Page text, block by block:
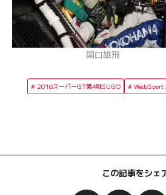
関口雄飛
2016スーパーGT第4戦SUGO WedsSport
この記事をシェ